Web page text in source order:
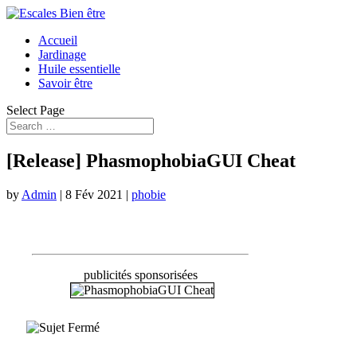
Accueil
Jardinage
Huile essentielle
Savoir être
Select Page
[Release] PhasmophobiaGUI Cheat
by Admin | 8 Fév 2021 | phobie
publicités sponsorisées